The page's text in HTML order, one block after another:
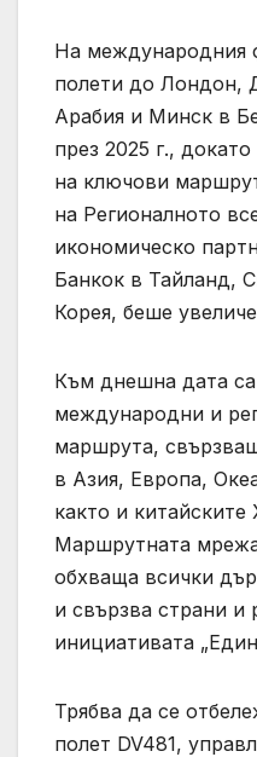
На международния
полети до Лондон,
Арабия и Минск в
през 2025 г.,
на ключови
на Регионалното
икономическо
Банкок в Тайланд,
Корея, беше
Към днешна дата
международни и
маршрута,
в Азия, Европа,
както и
Маршрутната
обхваща всички
и свързва страни и
инициативата
Трябва да се
полет DV481,